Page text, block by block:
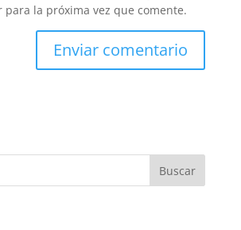
para la próxima vez que comente.